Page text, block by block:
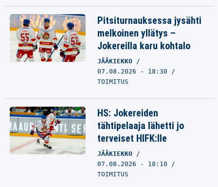
Pitsiturnauksessa jysähti
melkoinen yllätys –
Jokereilla karu kohtalo
JÄÄKIEKKO
07.08.2026 - 18:30
TOIMITUS
HS: Jokereiden
tähtipelaaja lähetti jo
terveiset HIFK:lle
JÄÄKIEKKO
07.08.2026 - 18:10
TOIMITUS